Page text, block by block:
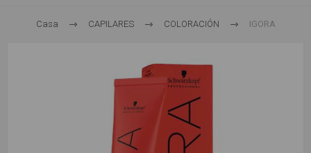
Casa CAPILARES COLORACIÓN IGORA